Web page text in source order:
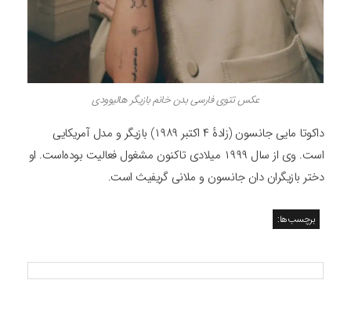
عکس تتوی فارسی بدن خانم بازیگر هالیوودی
داکوتا مایی جانسون (زادهٔ ۴ اکتبر ۱۹۸۹) بازیگر و مدل آمریکایی
است. وی از سال ۱۹۹۹ میلادی تاکنون مشغول فعالیت بوده‌است. او
دختر بازیگران دان جانسون و ملانی گریفیث است.
برچسب‌ها: